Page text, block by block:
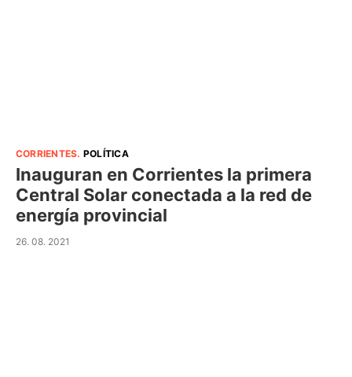
CORRIENTES. POLÍTICA
Inauguran en Corrientes la primera
Central Solar conectada a la red de
energía provincial
26. 08. 2021